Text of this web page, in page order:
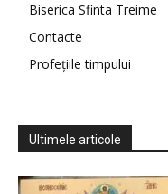
Biserica Sfinta Treime
Contacte
Profețiile timpului
Ultimele articole